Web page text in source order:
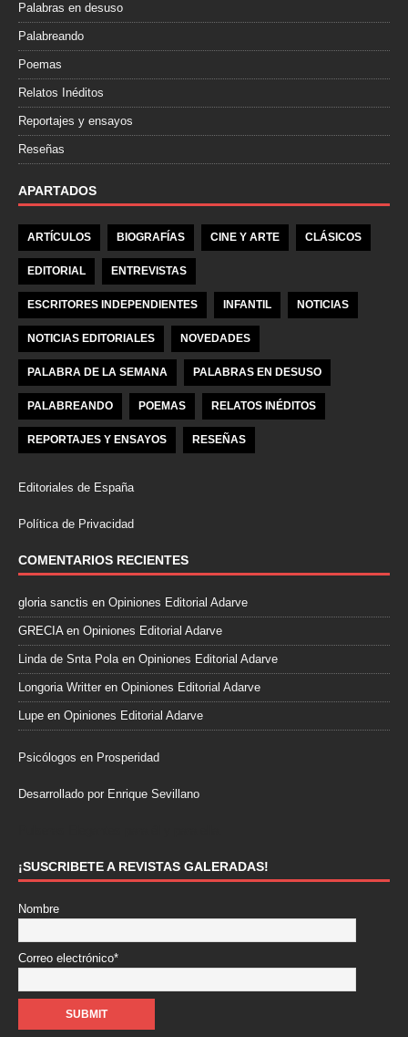
Palabras en desuso
Palabreando
Poemas
Relatos Inéditos
Reportajes y ensayos
Reseñas
APARTADOS
ARTÍCULOS BIOGRAFÍAS CINE Y ARTE CLÁSICOS
EDITORIAL ENTREVISTAS
ESCRITORES INDEPENDIENTES INFANTIL NOTICIAS
NOTICIAS EDITORIALES NOVEDADES
PALABRA DE LA SEMANA PALABRAS EN DESUSO
PALABREANDO POEMAS RELATOS INÉDITOS
REPORTAJES Y ENSAYOS RESEÑAS
Editoriales de España
Política de Privacidad
COMENTARIOS RECIENTES
gloria sanctis en Opiniones Editorial Adarve
GRECIAen Opiniones Editorial Adarve
Linda de Snta Polaen Opiniones Editorial Adarve
Longoria Writter en Opiniones Editorial Adarve
Lupe en Opiniones Editorial Adarve
Psicólogos en Prosperidad
Desarrollado por Enrique Sevillano
¡SUSCRIBETE A REVISTAS GALERADAS!
Nombre
Correo electrónico*